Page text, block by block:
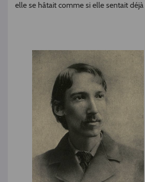
elle se hâtait comme si elle sentait